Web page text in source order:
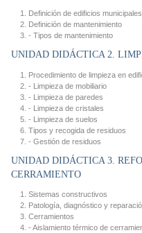
Definición de edificios municipales
Definición de mantenimiento
- Tipos de mantenimiento
UNIDAD DIDÁCTICA 2.
Procedimiento de limpieza en
- Limpieza de mobiliario
- Limpieza de paredes
- Limpieza de cristales
- Limpieza de suelos
Tipos y recogida de residuos
- Gestión de residuos
UNIDAD DIDÁCTICA 3.
CERRAMIENTO
Sistemas constructivos
Patología, diagnóstico y
Cerramientos
- Aislamiento térmico de